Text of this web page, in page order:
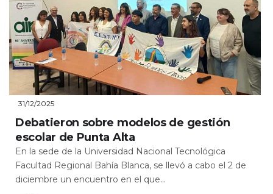
31/12/2025
Debatieron sobre modelos de gestión
escolar de Punta Alta
En la sede de la Universidad Nacional Tecnológica
Facultad Regional Bahía Blanca, se llevó a cabo el 2 de
diciembre un encuentro en el que...